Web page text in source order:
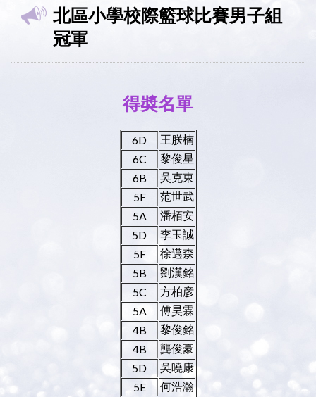
北區小學校際籃球比賽男子組
冠軍
得奬名單
6D
王朕楠
6C
黎俊星
6B
吳克東
5F
范世武
5A
潘栢安
5D
李玉誠
5F
徐邁森
5B
劉漢銘
5C
方柏彦
5A
傅昊霖
4B
黎俊銘
4B
龔俊豪
5D
吳曉康
5E
何浩瀚